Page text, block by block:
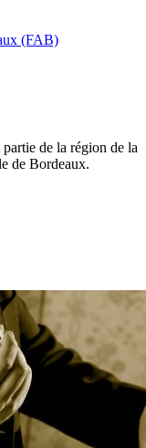
(FAB)
de la région de la
de Bordeaux.